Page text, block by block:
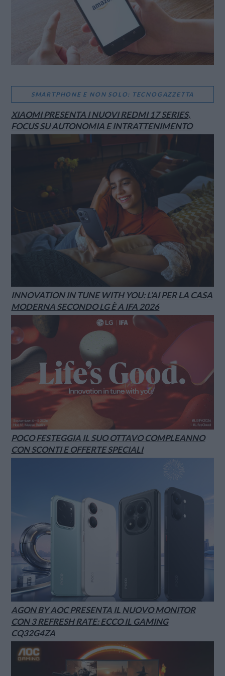
SMARTPHONE E NON SOLO: TECNOGAZZETTA
XIAOMI PRESENTA I NUOVI REDMI 17 SERIES,
FOCUS SU AUTONOMIA E INTRATTENIMENTO
INNOVATION IN TUNE WITH YOU: L’AI PER LA CASA
MODERNA SECONDO LG È A IFA 2026
POCO FESTEGGIA IL SUO OTTAVO COMPLEANNO
CON SCONTI E OFFERTE SPECIALI
AGON BY AOC PRESENTA IL NUOVO MONITOR
CON 3 REFRESH RATE: ECCO IL GAMING
CQ32G4ZA